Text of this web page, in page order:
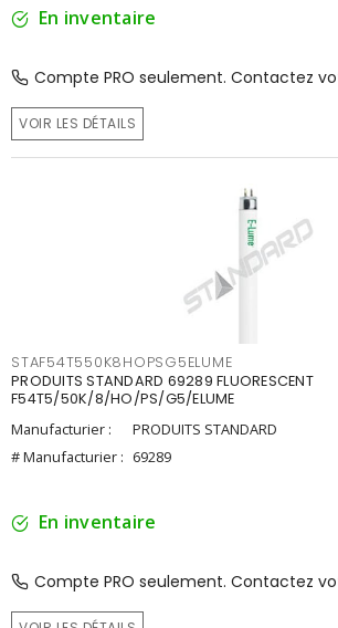
En inventaire
Compte PRO seulement. Contactez
VOIR LES DÉTAILS
STAF54T550K8HOPSG5ELUME
PRODUITS STANDARD 69289 FLUORESCENT
F54T5/50K/8/HO/PS/G5/ELUME
Manufacturier :
PRODUITS STANDARD
# Manufacturier : 69289
En inventaire
Compte PRO seulement. Contactez